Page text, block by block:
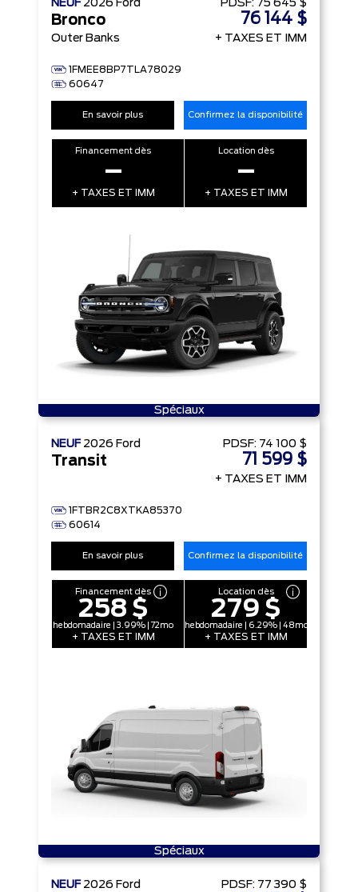
NEUF 2026 Ford
Bronco
Outer Banks
1FMEE8BP7TLA78029
60647
PDSF: 75 645 $
76 144 $
+ TAXES ET IMM
En savoir plus Confirmez la disponibilité
Financement dès
–
+ TAXES ET IMM
Location dès
–
+ TAXES ET IMM
Spéciaux
NEUF 2026 Ford
Transit
1FTBR2C8XTKA85370
60614
PDSF: 74 100 $
71 599 $
+ TAXES ET IMM
En savoir plus Confirmez la disponibilité
Financement dès
258 $
hebdomadaire | 3.99% | 72mo
+ TAXES ET IMM
Location dès
279 $
hebdomadaire | 6.29% | 48mo
+ TAXES ET IMM
Spéciaux
NEUF 2026 Ford PDSF: 77 390 $